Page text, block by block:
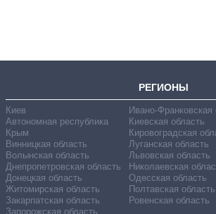
РЕГИОНЫ
Киев
Автономная республика
Крым
Винницкая область
Волынская область
Днепропетровская область
Донецкая область
Житомирская область
Закарпатская область
Запорожская область
Ивано-Франковская
Киевская область
Кировоградская
Луганская область
Львовская область
Николаевская
Одесская область
Полтавская область
Ровенская область